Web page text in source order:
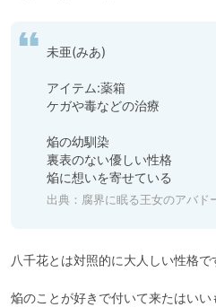
未亜(みあ)
アイテム:薬箱
ケガや毒などの治療
焔の幼馴染
裏表のない優しい性格
焔に想いを寄せている
出典： 腐界に眠る王女のアバド
八千花とは対照的に大人しい性格で
焔のことが好きで付いて来たはい